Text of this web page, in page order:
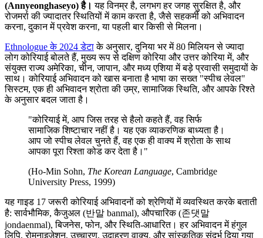
(Annyeonghaseyo) है। यह विनम्र है, लगभग हर जगह सुरक्षित है, और
रोजमर्रा की ज्यादातर स्थितियों में काम करता है, जैसे सहकर्मी को अभिवादन
करना, दुकान में प्रवेश करना, या पहली बार किसी से मिलना।
Ethnologue के 2024 डेटाके अनुसार, दुनिया भर में 80 मिलियन से ज्यादा
लोग कोरियाई बोलते हैं, मुख्य रूप से दक्षिण कोरिया और उत्तर कोरिया में, और
संयुक्त राज्य अमेरिका, चीन, जापान, और मध्य एशिया में बड़े प्रवासी समुदायों के
साथ। कोरियाई अभिवादन को खास बनाता है भाषा का सख्त "स्पीच लेवल"
सिस्टम, एक ही अभिवादन श्रोता की उम्र, सामाजिक स्थिति, और आपके रिश्ते
के अनुसार बदल जाता है।
"कोरियाई में, आप जिस तरह से हैलो कहते हैं, वह सिर्फ
सामाजिक शिष्टाचार नहीं है। यह एक व्याकरणिक बाध्यता है।
आप जो स्पीच लेवल चुनते हैं, वह एक ही वाक्य में श्रोता के साथ
आपका पूरा रिश्ता कोड कर देता है।"
(Ho-Min Sohn, The Korean Language, Cambridge
University Press, 1999)
यह गाइड 17 जरूरी कोरियाई अभिवादनों को श्रेणियों में व्यवस्थित करके बताती
है: सार्वभौमिक, कैजुअल (반말 banmal), औपचारिक (존댓말
jondaenmal), बिजनेस, फोन, और स्थिति-आधारित। हर अभिवादन में हंगुल
लिपि, रोमनाइज़ेशन, उच्चारण, उदाहरण वाक्य, और सांस्कृतिक संदर्भ दिया गया